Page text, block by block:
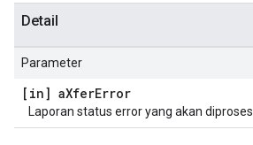
Detail
Parameter
[in] aXferError
Laporan status error yang akan diproses